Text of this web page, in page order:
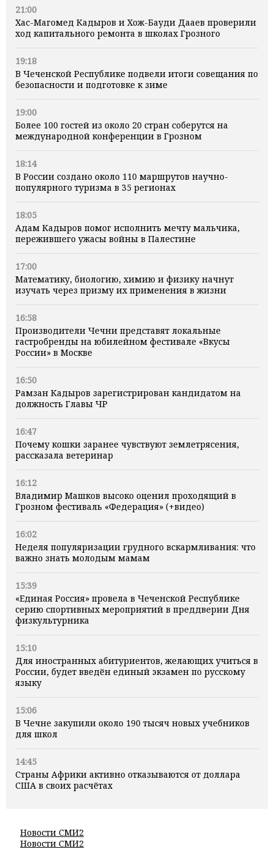
21:00
Хас-Магомед Кадыров и Хож-Бауди Дааев проверили
ход капитального ремонта в школах Грозного
19:18
В Чеченской Республике подвели итоги совещания по
безопасности и подготовке к зиме
19:00
Более 100 гостей из около 20 стран соберутся на
международной конференции в Грозном
18:14
В России создано около 110 маршрутов научно-
популярного туризма в 35 регионах
18:05
Адам Кадыров помог исполнить мечту мальчика,
пережившего ужасы войны в Палестине
17:00
Математику, биологию, химию и физику начнут
изучать через призму их применения в жизни
16:58
Производители Чечни представят локальные
гастробренды на юбилейном фестивале «Вкусы
России» в Москве
16:50
Рамзан Кадыров зарегистрирован кандидатом на
должность Главы ЧР
16:47
Почему кошки заранее чувствуют землетрясения,
рассказала ветеринар
16:12
Владимир Машков высоко оценил проходящий в
Грозном фестиваль «Федерация» (+видео)
16:02
Неделя популяризации грудного вскармливания: что
важно знать молодым мамам
15:39
«Единая Россия» провела в Чеченской Республике
серию спортивных мероприятий в преддверии Дня
физкультурника
15:10
Для иностранных абитуриентов, желающих учиться в
России, будет введён единый экзамен по русскому
языку
15:06
В Чечне закупили около 190 тысяч новых учебников
для школ
14:45
Страны Африки активно отказываются от доллара
США в своих расчётах
Новости СМИ2
Новости СМИ2